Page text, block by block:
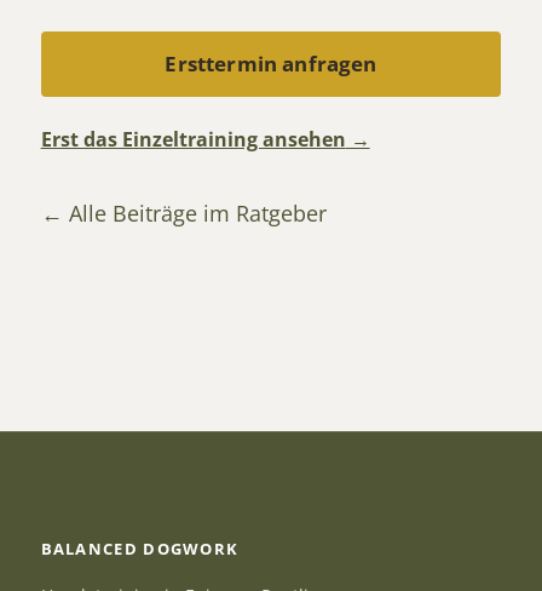
Ersttermin anfragen
Erst das Einzeltraining ansehen
Alle Beiträge im Ratgeber
BALANCED DOGWORK